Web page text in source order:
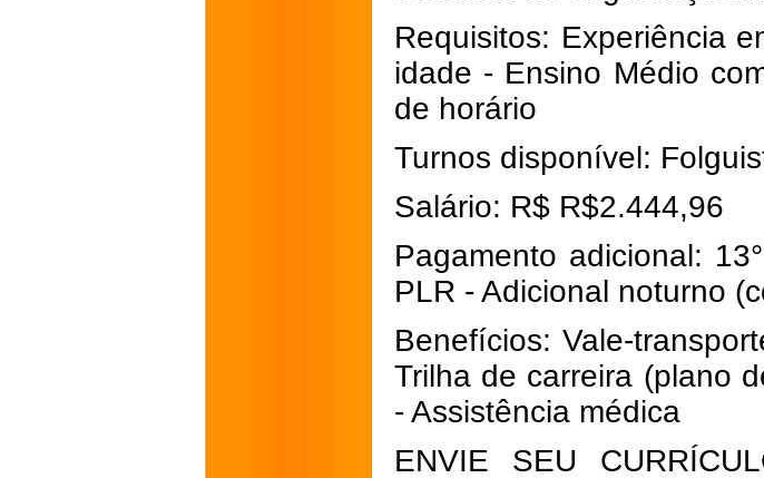
Requisitos: Experiência
idade - Ensino Médio
de horário
Turnos disponível:
Salário: R$ R$2.444,96
Pagamento adicional:
PLR - Adicional noturno
Benefícios: Vale-
Trilha de carreira (plano
- Assistência médica
ENVIE SEU